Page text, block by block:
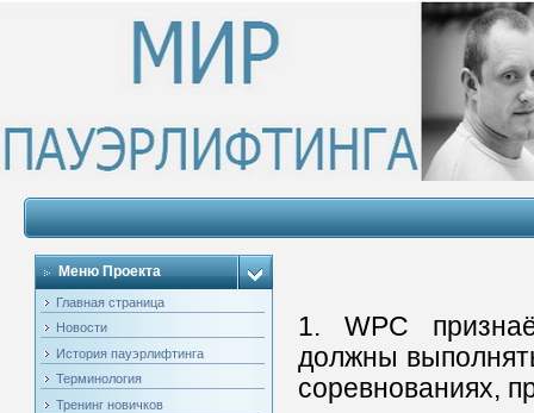
Меню Проекта
Главная страница
Новости
История пауэрлифтинга
Терминология
Тренинг новичков
1. WPC
должны
соревнованиях,